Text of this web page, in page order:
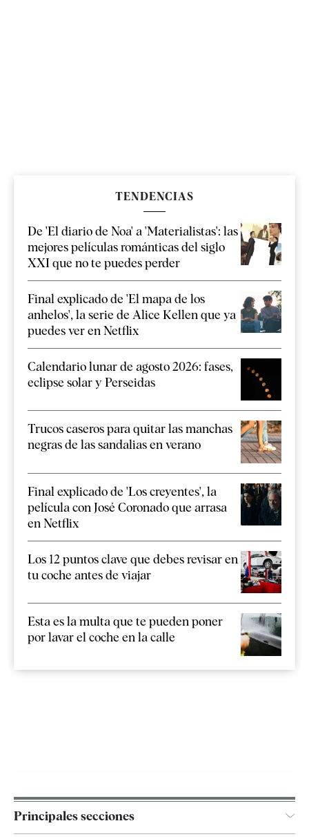
TENDENCIAS
De 'El diario de Noa' a 'Materialistas': las
mejores películas románticas del siglo
XXI que no te puedes perder
Final explicado de 'El mapa de los
anhelos', la serie de Alice Kellen que ya
puedes ver en Netflix
Calendario lunar de agosto 2026: fases,
eclipse solar y Perseidas
Trucos caseros para quitar las manchas
negras de las sandalias en verano
Final explicado de 'Los creyentes', la
película con José Coronado que arrasa
en Netflix
Los 12 puntos clave que debes revisar en
tu coche antes de viajar
Esta es la multa que te pueden poner
por lavar el coche en la calle
Principales secciones